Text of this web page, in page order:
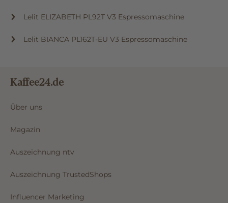
Lelit ELIZABETH PL92T V3 Espressomaschine
Lelit BIANCA PL162T-EU V3 Espressomaschine
Kaffee24.de
Über uns
Magazin
Auszeichnung ntv
Auszeichnung TrustedShops
Influencer Marketing